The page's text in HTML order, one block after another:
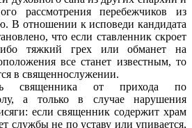
рассмотрения перебеж­чиков из
В отно­шении к исповеди кандидата
что если ставленник скроет
тяжкий грех или обманет на
все станет известным, то
в священнослужении.
священника от при­хода по
а только в случае нарушения
если священник содержит храм
службы не по уставу или упивается,